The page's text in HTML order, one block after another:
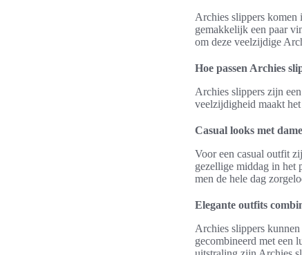
Archies slippers komen
gemakkelijk een paar
om deze veelzijdige
Hoe passen Archies
Archies slippers zijn
veelzijdigheid maakt
Casual looks met
Voor een casual outfit
gezellige middag in het
men de hele dag
Elegante outfits
Archies slippers
gecombineerd met een